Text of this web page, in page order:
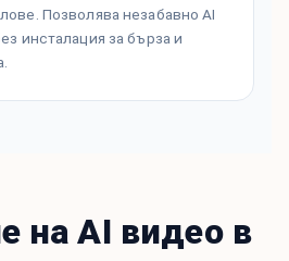
Позволява незабавно AI
инсталация за бърза и
на AI видео в